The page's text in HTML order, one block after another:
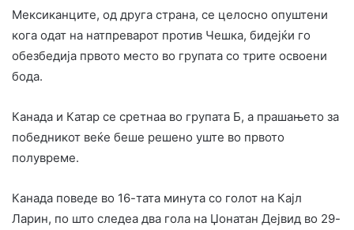
Мексиканците, од друга страна, се целосно опуштени
кога одат на натпреварот против Чешка, бидејќи го
обезбедија првото место во групата со трите освоени
бода.
Канада и Катар се сретнаа во групата Б, а прашањето за
победникот веќе беше решено уште во првото
полувреме.
Канада поведе во 16-тата минута со голот на Кајл
Ларин, по што следеа два гола на Џонатан Дејвид во 29-